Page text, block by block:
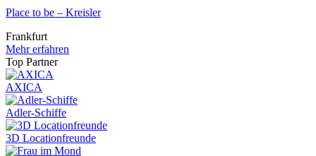
Place to be – Kreisler
Frankfurt
Mehr erfahren
Top Partner
AXICA
Adler-Schiffe
3D Locationfreunde